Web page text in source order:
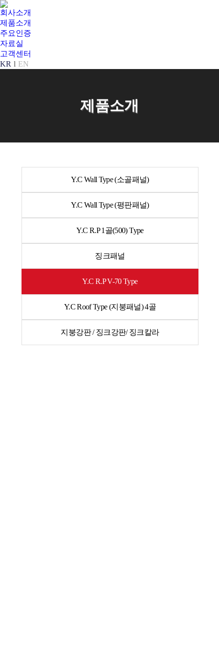
회사소개
제품소개
주요인증
자료실
고객센터
KR
EN
제품소개
Y.C Wall Type (소골패널)
Y.C Wall Type (평판패널)
Y.C R.P 1골(500) Type
징크패널
Y.C R.P V-70 Type
Y.C Roof Type (지붕패널) 4골
지붕강판 / 징크강판/ 징크칼라